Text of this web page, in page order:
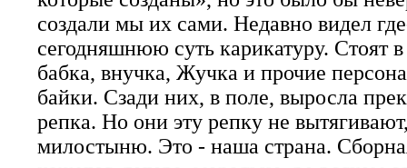
создали мы их сами. Недавно видел
сегодняшнюю суть карикатуру. Стоят
бабка, внучка, Жучка и прочие
байки. Сзади них, в поле, выросла
репка. Но они эту репку не
милостыню. Это - наша страна.